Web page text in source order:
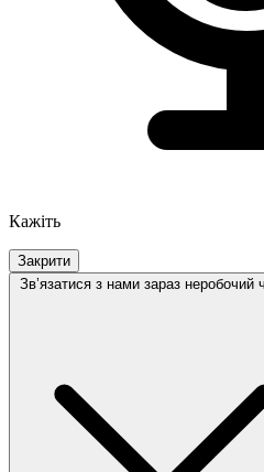
Кажіть
Закрити
Звʼязатися з нами зараз